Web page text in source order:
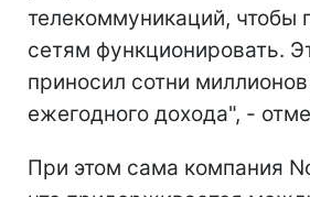
телекоммуникаций, чтобы
сетям функционировать.
приносил сотни
ежегодного дохода", -
При этом сама компания